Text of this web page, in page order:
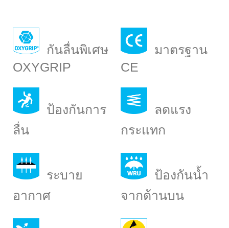
กันลื่นพิเศษ
OXYGRIP
ป้องกันการ
ลื่น
ระบาย
อากาศ
มาตรฐาน
CE
ลดแรง
กระแทก
ป้องกันน้ำ
จากด้านบน